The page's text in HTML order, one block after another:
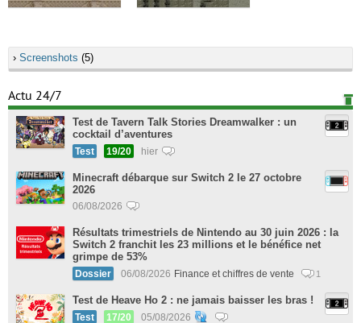
› Screenshots (5)
Actu 24/7
Test de Tavern Talk Stories Dreamwalker : un
cocktail d’aventures
Test 19/20 hier
Minecraft débarque sur Switch 2 le 27 octobre
2026
06/08/2026
Résultats trimestriels de Nintendo au 30 juin 2026 : la
Switch 2 franchit les 23 millions et le bénéfice net
grimpe de 53%
Dossier 06/08/2026 Finance et chiffres de vente 1
Test de Heave Ho 2 : ne jamais baisser les bras !
Test 17/20 05/08/2026